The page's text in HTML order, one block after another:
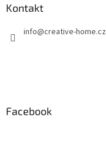
Kontakt
info@creative-home.cz
Facebook